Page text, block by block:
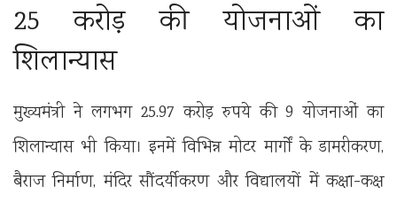
25 करोड़ की योजनाओं का
शिलान्यास
मुख्यमंत्री ने लगभग 25.97 करोड़ रुपये की 9 योजनाओं का
शिलान्यास भी किया। इनमें विभिन्न मोटर मार्गों के डामरीकरण,
बैराज निर्माण, मंदिर सौंदर्यीकरण और विद्यालयों में कक्षा-कक्ष